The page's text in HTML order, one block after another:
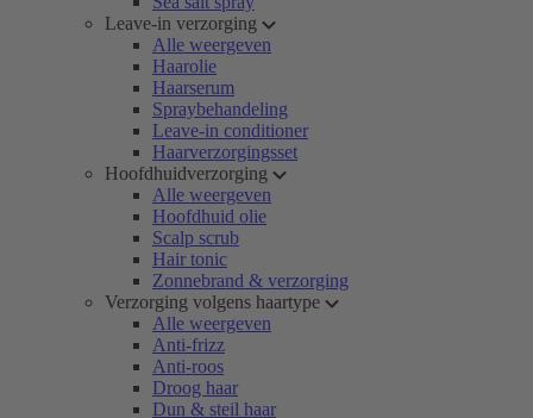
Leave-in verzorging
Alle weergeven
Haarolie
Haarserum
Spraybehandeling
Leave-in conditioner
Haarverzorgingsset
Hoofdhuidverzorging
Alle weergeven
Hoofdhuid olie
Scalp scrub
Hair tonic
Zonnebrand & verzorging
Verzorging volgens haartype
Alle weergeven
Anti-frizz
Anti-roos
Droog haar
Dun & steil haar